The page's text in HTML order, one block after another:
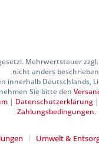
Mehrwertsteuer zzgl.
nicht anders
innerhalb Deutschlands,
Sie bitte den
| Datenschutzerklärung |
Zahlungsbedingungen.
Umwelt &